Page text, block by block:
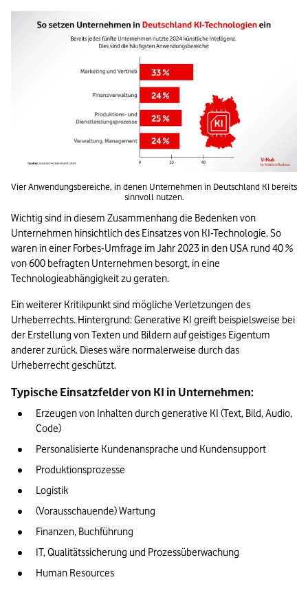
Vier Anwendungsbereiche, in denen Unternehmen in Deutschland KI bereits
sinnvoll nutzen.
Wichtig sind in diesem Zusammenhang die Bedenken von
Unternehmen hinsichtlich des Einsatzes von KI-Technologie. So
waren in einer Forbes-Umfrage im Jahr 2023 in den USA rund 40 %
von 600 befragten Unternehmen besorgt, in eine
Technologieabhängigkeit zu geraten.
Ein weiterer Kritikpunkt sind mögliche Verletzungen des
Urheberrechts. Hintergrund: Generative KI greift beispielsweise bei
der Erstellung von Texten und Bildern auf geistiges Eigentum
anderer zurück. Dieses wäre normalerweise durch das
Urheberrecht geschützt.
Typische Einsatzfelder von KI in Unternehmen:
Erzeugen von Inhalten durch generative KI (Text, Bild, Audio,
Code)
Personalisierte Kundenansprache und Kundensupport
Produktionsprozesse
Logistik
(Vorausschauende) Wartung
Finanzen, Buchführung
IT, Qualitätssicherung und Prozessüberwachung
Human Resources